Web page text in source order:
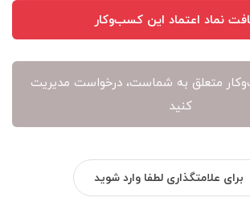
نماد اعتماد این کسب‌وکار
متعلق به شماست، درخواست مدیریت
کنید
برای علامتگذاری لطفا وارد شوید